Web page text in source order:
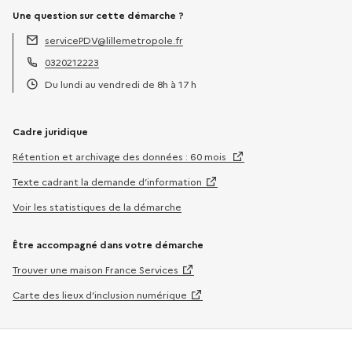
Une question sur cette démarche ?
Adresse électronique :
servicePDV@lillemetropole.fr
Téléphone :
0320212223
Du lundi au vendredi de 8h à 17 h
Cadre juridique
Rétention et archivage des données : 60 mois
Texte cadrant la demande d’information
Voir les statistiques de la démarche
Être accompagné dans votre démarche
Trouver une maison France Services
Carte des lieux d’inclusion numérique